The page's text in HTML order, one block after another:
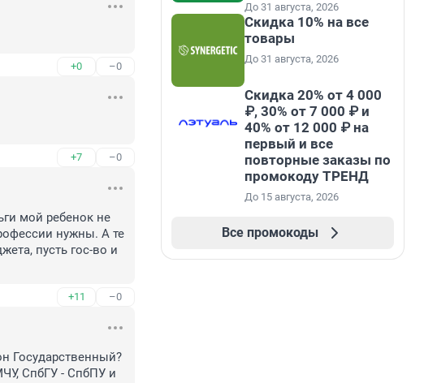
+0 –0
+7 –0
мой ребенок не
нужны. А те
пусть гос-во и
+11 –0
Государственный?
СпбГУ - СпбПУ и
До 31 августа, 2026
Скидка 10% на все
товары
До 31 августа, 2026
Скидка 20% от 4 000
₽, 30% от 7 000 ₽ и
40% от 12 000 ₽ на
первый и все
повторные заказы по
промокоду ТРЕНД
До 15 августа, 2026
Все промокоды